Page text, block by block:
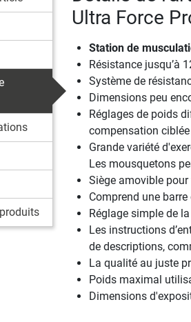
Ultra Force
Station de
Résistance jusqu’à
Système de
Dimensions peu
Réglages de poids
compensation
Grande variété
Les mousquetons
Siège amovible
Comprend une
Réglage simple de
Les instructions
de descriptions,
La qualité au juste
Poids maximal
Dimensions